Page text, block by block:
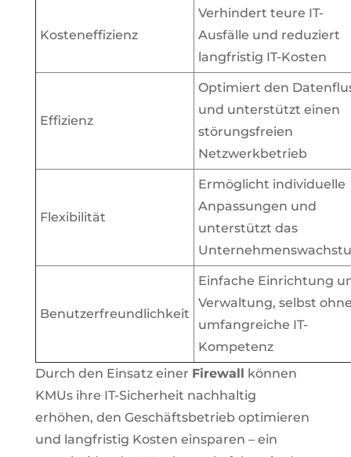
Kosteneffizienz
Verhindert teure IT-
Ausfälle und reduziert
langfristig IT-Kosten
Effizienz
Optimiert den
und unterstützt einen
störungsfreien
Netzwerkbetrieb
Flexibilität
Ermöglicht individuelle
Anpassungen und
unterstützt das
Benutzerfreundlichkeit
Einfache Einrichtung
Verwaltung, selbst
umfangreiche IT-
Kompetenz
Durch den Einsatz einer Firewall können
KMUs ihre IT-Sicherheit nachhaltig
erhöhen, den Geschäftsbetrieb optimieren
und langfristig Kosten einsparen – ein